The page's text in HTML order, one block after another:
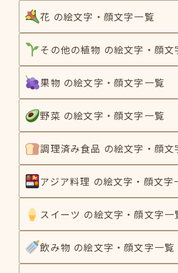
花 の絵文字・顔文字一覧
その他の植物 の絵文字・顔文
果物 の絵文字・顔文字一覧
野菜 の絵文字・顔文字一覧
調理済み食品 の絵文字・顔文
アジア料理 の絵文字・顔文字
スイーツ の絵文字・顔文字一
飲み物 の絵文字・顔文字一覧